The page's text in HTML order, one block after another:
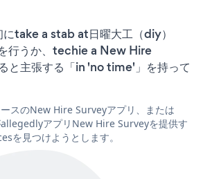
take a stab at日曜大工（diy）
行うか、techie a New Hire
と主張する「in 'no time'」を持って
スのNew Hire Surveyアプリ、または
アプリNew Hire Surveyを提供す
を見つけようとします。